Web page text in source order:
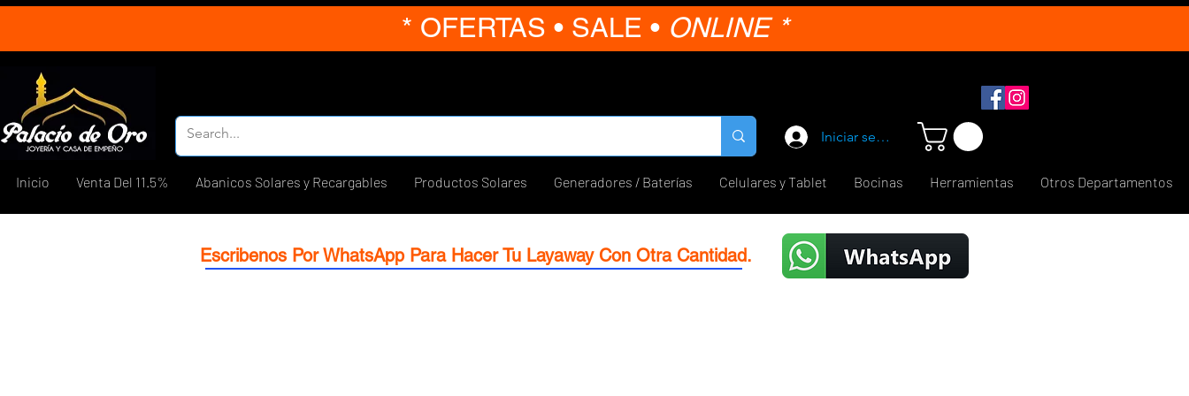
* OFERTAS • SALE •ONLINE *
Iniciar sesión
Inicio Venta Del 11.5% Abanicos Solares y Recargables Productos Solares Generadores / Baterías Celulares y Tablet Bocinas Herramientas Otros Departamentos
Escribenos Por WhatsApp Para Hacer Tu Layaway Con Otra Cantidad.